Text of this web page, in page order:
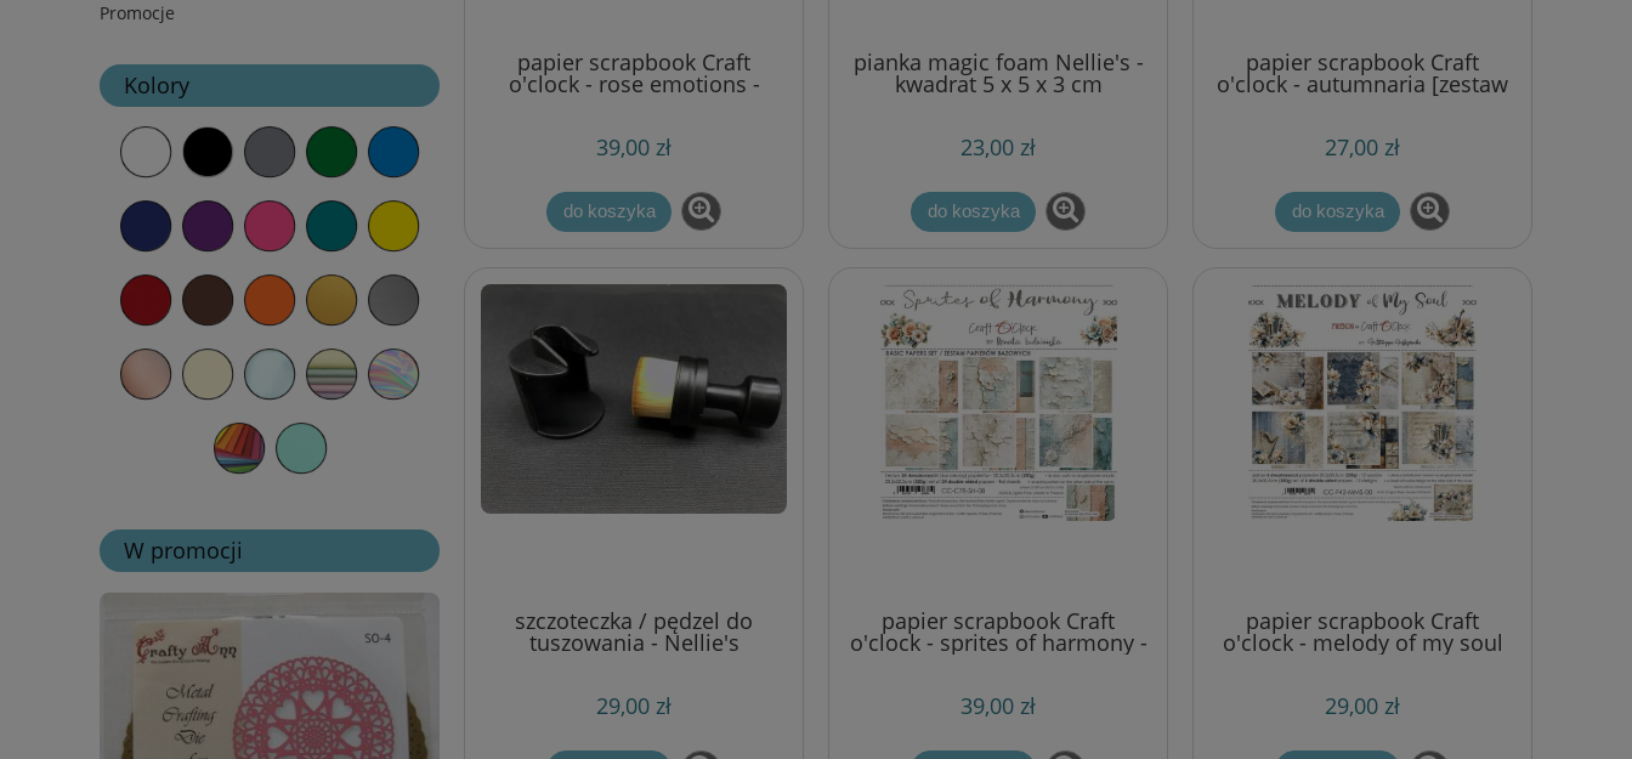
Promocje
Kolory
W promocji
papier scrapbook Craft
o'clock - rose emotions -
39,00 zł
do koszyka
pianka magic foam Nellie's -
kwadrat 5 x 5 x 3 cm
23,00 zł
do koszyka
papier scrapbook Craft
o'clock - autumnaria [zestaw
27,00 zł
do koszyka
szczoteczka / pędzel do
tuszowania - Nellie's
29,00 zł
papier scrapbook Craft
o'clock - sprites of harmony -
zestaw bazowy 20x20 cm
39,00 zł
papier scrapbook Craft
o'clock - melody of my soul
[zestaw 12" x 12"]
29,00 zł